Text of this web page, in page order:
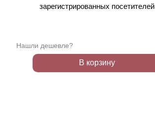
зарегистрированных посетителей
Нашли дешевле?
В корзину